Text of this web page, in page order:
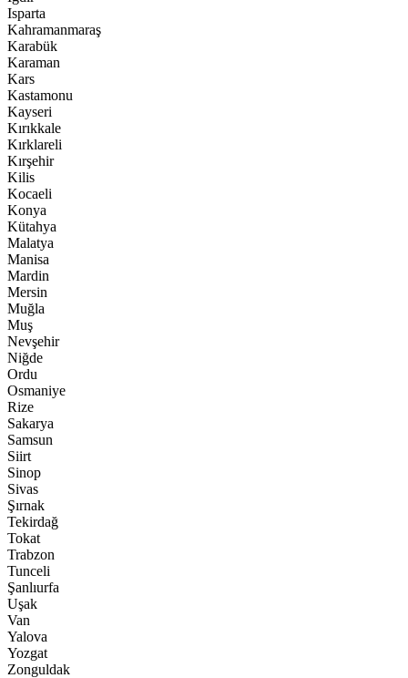
Isparta
Kahramanmaraş
Karabük
Karaman
Kars
Kastamonu
Kayseri
Kırıkkale
Kırklareli
Kırşehir
Kilis
Kocaeli
Konya
Kütahya
Malatya
Manisa
Mardin
Mersin
Muğla
Muş
Nevşehir
Niğde
Ordu
Osmaniye
Rize
Sakarya
Samsun
Siirt
Sinop
Sivas
Şırnak
Tekirdağ
Tokat
Trabzon
Tunceli
Şanlıurfa
Uşak
Van
Yalova
Yozgat
Zonguldak